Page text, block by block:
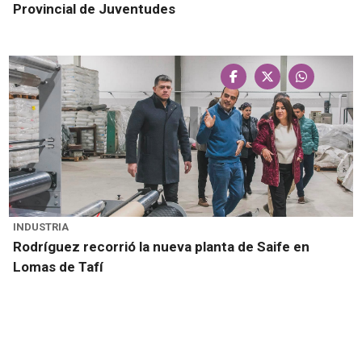
Provincial de Juventudes
INDUSTRIA
Rodríguez recorrió la nueva planta de Saife en
Lomas de Tafí